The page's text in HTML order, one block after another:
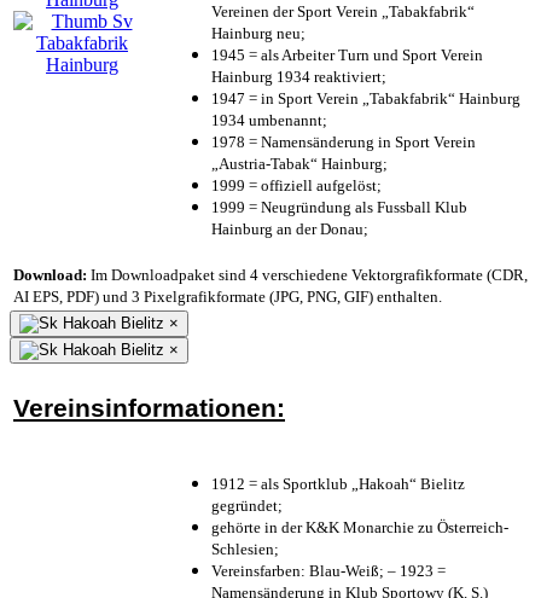
Vereinen der Sport Verein „Tabakfabrik“
Hainburg neu;
1945 = als Arbeiter Turn und Sport Verein
Hainburg 1934 reaktiviert;
1947 = in Sport Verein „Tabakfabrik“ Hainburg
1934 umbenannt;
1978 = Namensänderung in Sport Verein
„Austria-Tabak“ Hainburg;
1999 = offiziell aufgelöst;
1999 = Neugründung als Fussball Klub
Hainburg an der Donau;
Download: Im Downloadpaket sind 4 verschiedene Vektorgrafikformate (CDR,
AI EPS, PDF) und 3 Pixelgrafikformate (JPG, PNG, GIF) enthalten.
×
×
Vereinsinformationen:
1912 = als Sportklub „Hakoah“ Bielitz
gegründet;
gehörte in der K&K Monarchie zu Österreich-
Schlesien;
Vereinsfarben: Blau-Weiß; – 1923 =
Namensänderung in Klub Sportowy (K. S.)